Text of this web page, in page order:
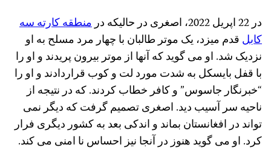
در 22 اپریل 2022، اصغری در حالیکه در
منطقه کارته سه
کابل قدم میزد، یک موتر طالبان با چهار مرد مسلح به او
نزدیک شد. او می گوید که آنها از موتر بیرون پریدند و او را
با قفل بایسکل به شدت مورد لت و کوب قراردادند و او را
“خبرنگار جاسوس” و کافر خطاب کردند. که در نتیجه از
ناحیه سر آسیب دید. اصغری تصمیم گرفت که دیگر نمی
تواند در افغانستان بماند و اندکی بعد به کشور دیگری فرار
کرد. او می گوید هنوز در آنجا نیز احساس نا امنی می کند.